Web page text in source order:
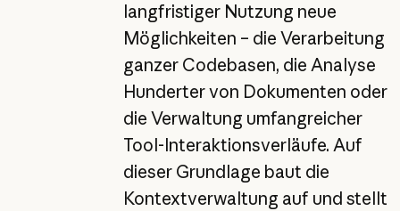
langfristiger Nutzung neue
Möglichkeiten – die Verarbeitung
ganzer Codebasen, die Analyse
Hunderter von Dokumenten oder
die Verwaltung umfangreicher
Tool-Interaktionsverläufe. Auf
dieser Grundlage baut die
Kontextverwaltung auf und stellt